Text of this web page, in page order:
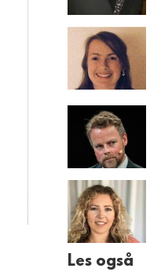
Les også